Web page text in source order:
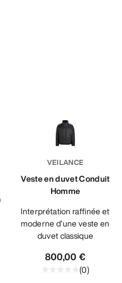
VEILANCE
Veste en duvet Conduit
Homme
Interprétation raffinée et
moderne d’une veste en
duvet classique
800,00 €
(0)